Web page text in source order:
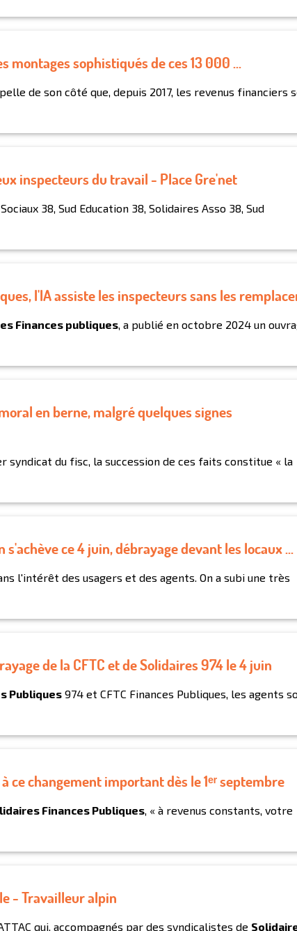
montages sophistiqués de ces 13 000 ...
de son côté que, depuis 2017, les revenus financiers
inspecteurs du travail - Place Gre'net
38, Sud Education 38, Solidaires Asso 38, Sud
l'IA assiste les inspecteurs sans les
Finances publiques, a publié en octobre 2024 un
en berne, malgré quelques signes
syndicat du fisc, la succession de ces faits constitue « la
ce 4 juin, débrayage devant les locaux ...
l'intérêt des usagers et des agents. On a subi une très
de la CFTC et de Solidaires 974 le 4 juin
Publiques 974 et CFTC Finances Publiques, les agents
changement important dès le 1ᵉʳ septembre
Finances Publiques, « à revenus constants, votre
- Travailleur alpin
qui, accompagnés par des syndicalistes de